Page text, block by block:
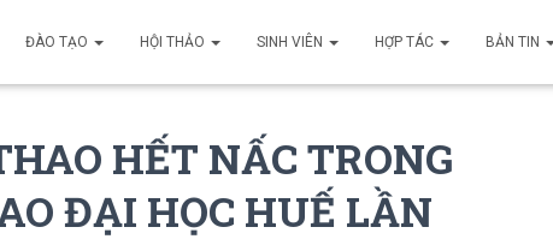
ĐÀO TẠO HỘI THẢO SINH VIÊN HỢP TÁC BẢN TIN
HẾT NẤC TRONG
ĐẠI HỌC HUẾ LẦN